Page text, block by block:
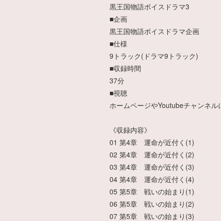
黒王国物語ボイスドラマ3
■企画
黒王国物語ボイスドラマ企画
■仕様
9トラック(ドラマ9トラック)
■収録時間
37分
■視聴
ホームページやYoutubeチャンネル
《収録内容》
01 第4章 運命が近付く(1)
02 第4章 運命が近付く(2)
03 第4章 運命が近付く(3)
04 第4章 運命が近付く(4)
05 第5章 戦いの始まり(1)
06 第5章 戦いの始まり(2)
07 第5章 戦いの始まり(3)